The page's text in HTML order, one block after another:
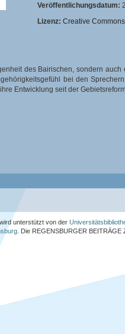
Veröffentlichungsdatum:
Lizenz: Creative
des Bairischen, sondern
bei den
Entwicklung seit der
unterstützt von der
. Die REGENSBURGER BEITRÄGE